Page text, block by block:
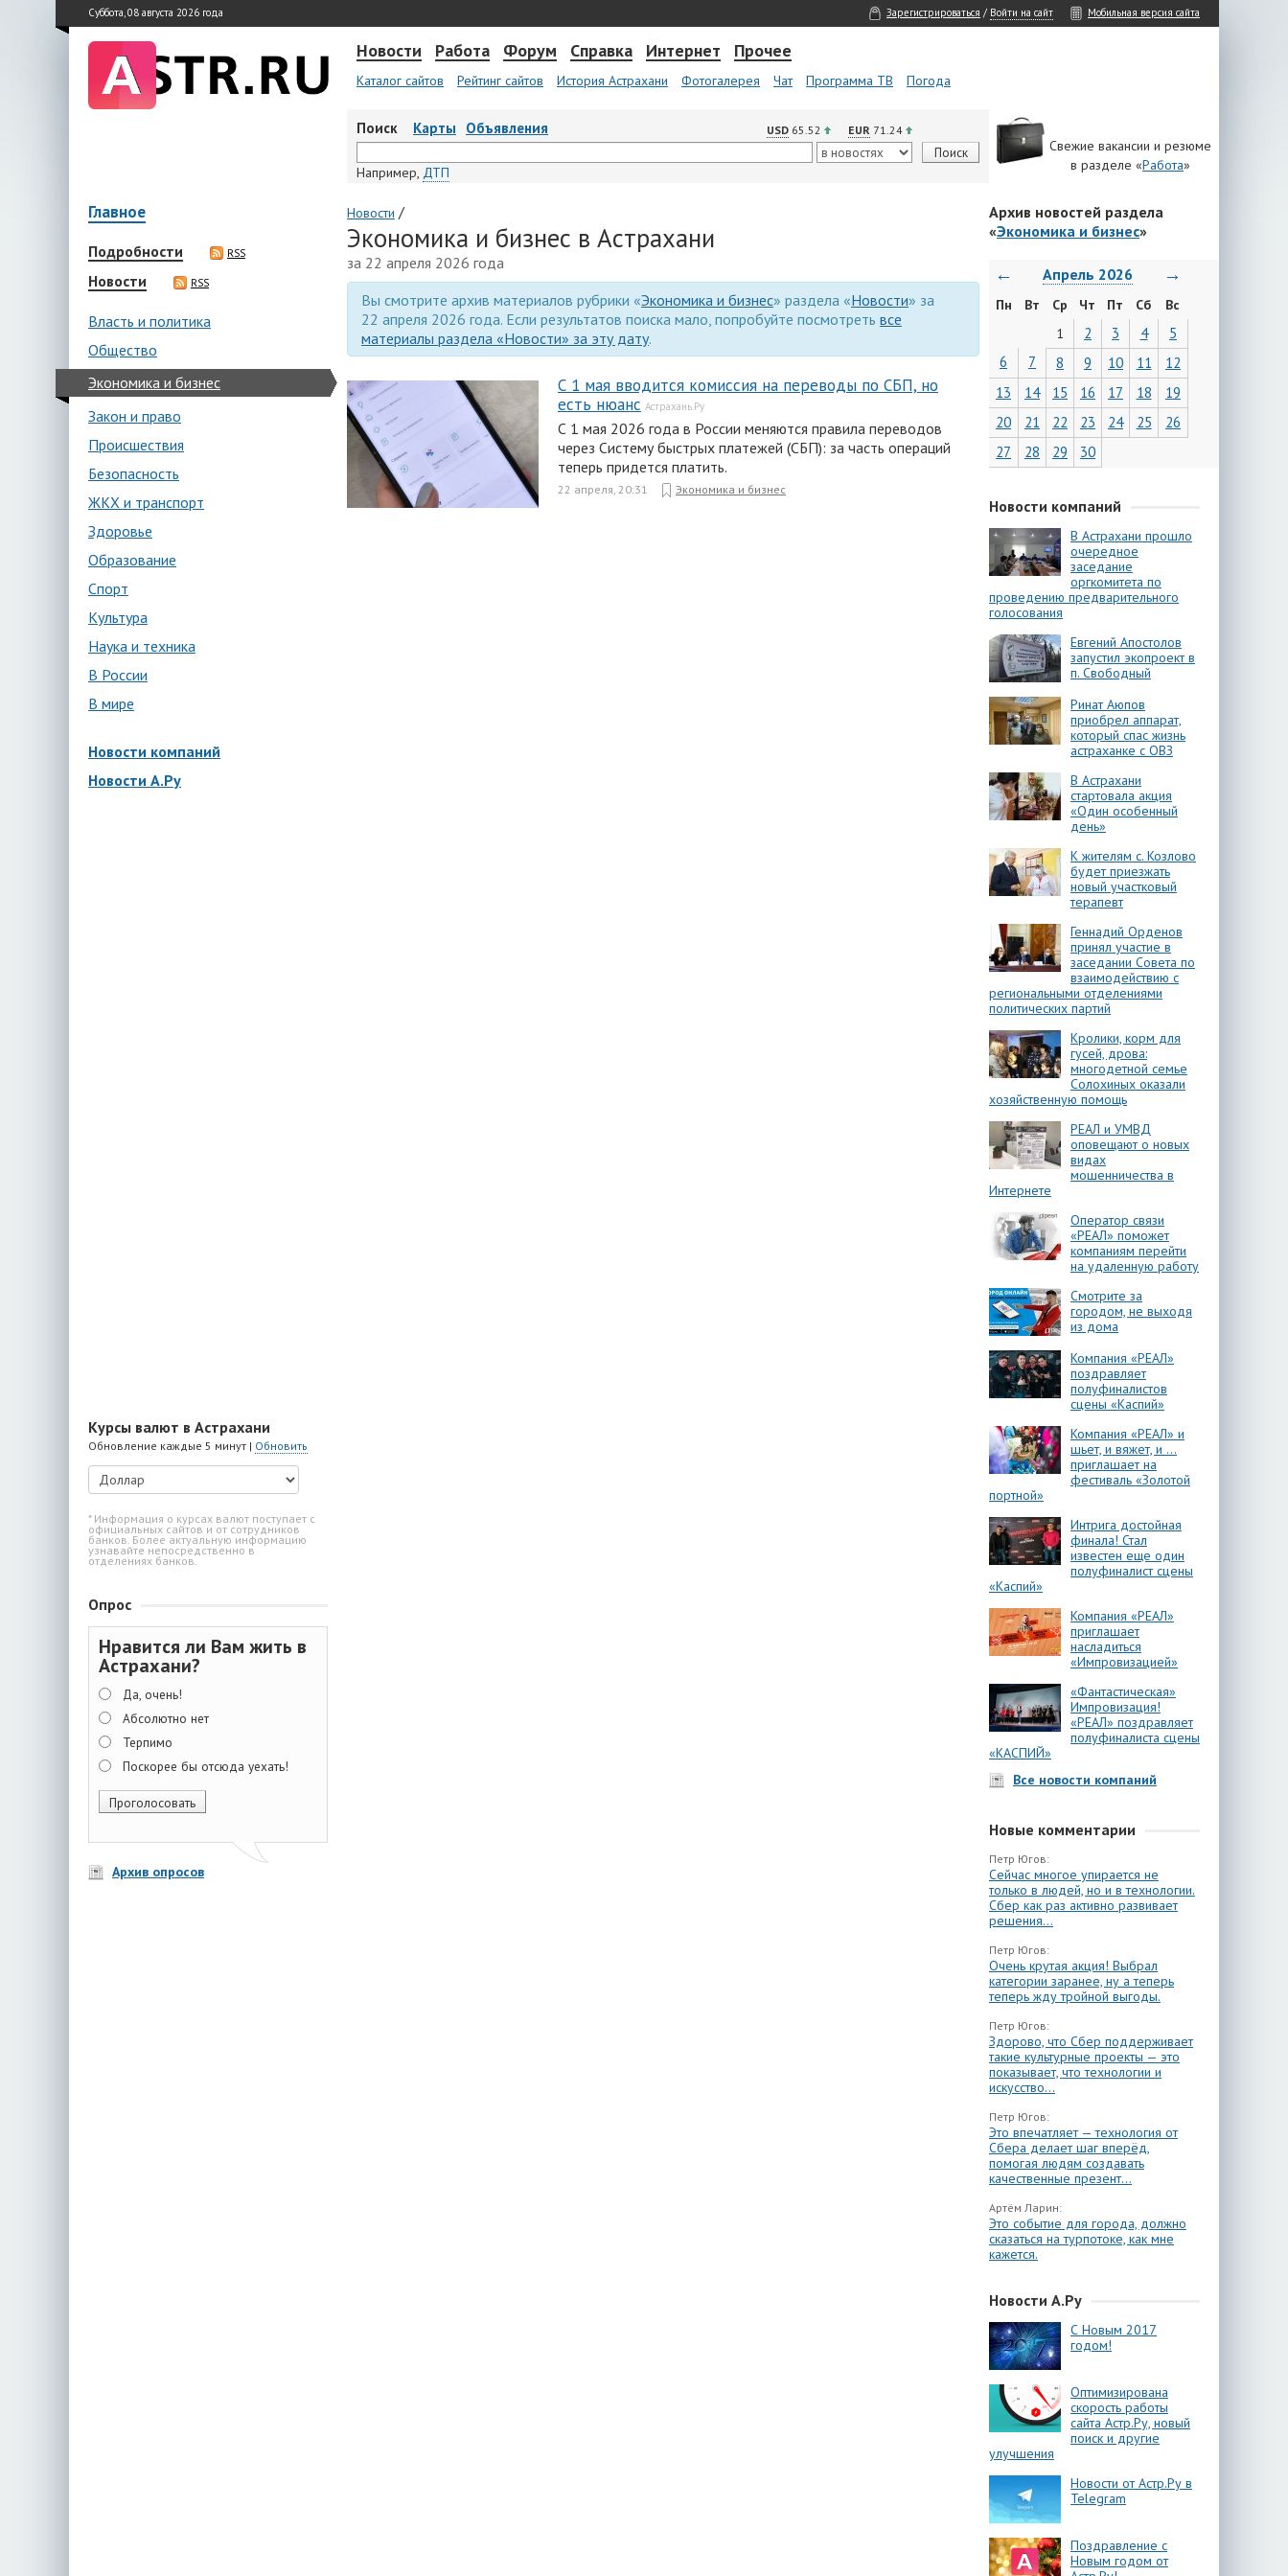
Суббота, 08 августа 2026 года Зарегистрироваться / Войти на сайт Мобильная версия сайта
Новости Работа Форум Справка Интернет Прочее
Каталог сайтов Рейтинг сайтов История Астрахани Фотогалерея Чат Программа ТВ Погода
Поиск Карты Объявления USD 65.52 EUR 71.24
Например, ДТП
Свежие вакансии и резюме
в разделе «Работа»
Главное
Подробности RSS
Новости RSS
Власть и политика
Общество
Экономика и бизнес
Закон и право
Происшествия
Безопасность
ЖКХ и транспорт
Здоровье
Образование
Спорт
Культура
Наука и техника
В России
В мире
Новости компаний
Новости А.Ру
Курсы валют в Астрахани
Обновление каждые 5 минут | Обновить
* Информация о курсах валют поступает с
официальных сайтов и от сотрудников
банков. Более актуальную информацию
узнавайте непосредственно в
отделениях банков.
Опрос
Нравится ли Вам жить в
Астрахани?
Да, очень!
Абсолютно нет
Терпимо
Поскорее бы отсюда уехать!
Архив опросов
Новости /
Экономика и бизнес в Астрахани
за 22 апреля 2026 года
Вы смотрите архив материалов рубрики «Экономика и бизнес» раздела «Новости» за
22 апреля 2026 года. Если результатов поиска мало, попробуйте посмотреть все
материалы раздела «Новости» за эту дату.
С 1 мая вводится комиссия на переводы по СБП, но
есть нюанс Астрахань.Ру
С 1 мая 2026 года в России меняются правила переводов
через Систему быстрых платежей (СБП): за часть операций
теперь придется платить.
22 апреля, 20:31 Экономика и бизнес
Архив новостей раздела
«Экономика и бизнес»
← Апрель 2026 →
Пн Вт Ср Чт Пт Сб
Вс
1
2 3 4
5
6
7 8 9 10 11
12
13
14 15 16 17 18
19
20
21 22 23 24 25
26
27
28 29 30
Новости компаний
В Астрахани прошло
очередное
заседание
оргкомитета по
проведению предварительного
голосования
Евгений Апостолов
запустил экопроект в
п. Свободный
Ринат Аюпов
приобрел аппарат,
который спас жизнь
астраханке с ОВЗ
В Астрахани
стартовала акция
«Один особенный
день»
К жителям с. Козлово
будет приезжать
новый участковый
терапевт
Геннадий Орденов
принял участие в
заседании Совета по
взаимодействию с
региональными отделениями
политических партий
Кролики, корм для
гусей, дрова:
многодетной семье
Солохиных оказали
хозяйственную помощь
РЕАЛ и УМВД
оповещают о новых
видах
мошенничества в
Интернете
Оператор связи
«РЕАЛ» поможет
компаниям перейти
на удаленную работу
Смотрите за
городом, не выходя
из дома
Компания «РЕАЛ»
поздравляет
полуфиналистов
сцены «Каспий»
Компания «РЕАЛ» и
шьет, и вяжет, и …
приглашает на
фестиваль «Золотой
портной»
Интрига достойная
финала! Стал
известен еще один
полуфиналист сцены
«Каспий»
Компания «РЕАЛ»
приглашает
насладиться
«Импровизацией»
«Фантастическая»
Импровизация!
«РЕАЛ» поздравляет
полуфиналиста сцены
«КАСПИЙ»
Все новости компаний
Новые комментарии
Петр Югов:
Сейчас многое упирается не
только в людей, но и в технологии.
Сбер как раз активно развивает
решения...
Петр Югов:
Очень крутая акция! Выбрал
категории заранее, ну а теперь
теперь жду тройной выгоды.
Петр Югов:
Здорово, что Сбер поддерживает
такие культурные проекты — это
показывает, что технологии и
искусство...
Петр Югов:
Это впечатляет — технология от
Сбера делает шаг вперёд,
помогая людям создавать
качественные презент...
Артём Ларин:
Это событие для города, должно
сказаться на турпотоке, как мне
кажется.
Новости А.Ру
С Новым 2017
годом!
Оптимизирована
скорость работы
сайта Астр.Ру, новый
поиск и другие
улучшения
Новости от Астр.Ру в
Telegram
Поздравление с
Новым годом от